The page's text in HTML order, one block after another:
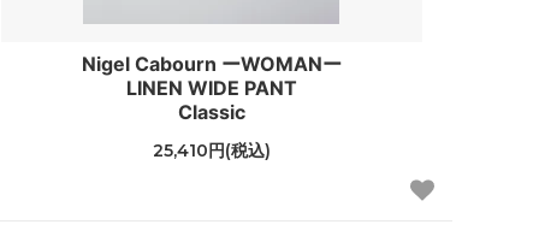
Nigel Cabourn ーWOMANー
LINEN WIDE PANT
Classic
25,410円(税込)